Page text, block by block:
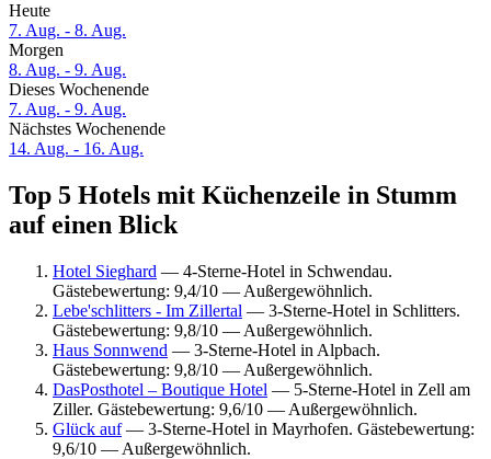
Heute
7. Aug. - 8. Aug.
Morgen
8. Aug. - 9. Aug.
Dieses Wochenende
7. Aug. - 9. Aug.
Nächstes Wochenende
14. Aug. - 16. Aug.
Top 5 Hotels mit Küchenzeile in Stumm
auf einen Blick
Hotel Sieghard — 4-Sterne-Hotel in Schwendau.
Gästebewertung: 9,4/10 — Außergewöhnlich.
Lebe'schlitters - Im Zillertal — 3-Sterne-Hotel in Schlitters.
Gästebewertung: 9,8/10 — Außergewöhnlich.
Haus Sonnwend — 3-Sterne-Hotel in Alpbach.
Gästebewertung: 9,8/10 — Außergewöhnlich.
DasPosthotel – Boutique Hotel — 5-Sterne-Hotel in Zell am
Ziller. Gästebewertung: 9,6/10 — Außergewöhnlich.
Glück auf— 3-Sterne-Hotel in Mayrhofen. Gästebewertung:
9,6/10 — Außergewöhnlich.